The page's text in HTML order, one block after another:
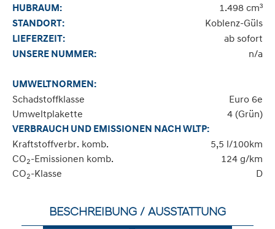
HUBRAUM:
1.498 cm³
STANDORT:
Koblenz-Güls
LIEFERZEIT:
ab sofort
UNSERE NUMMER:
n/a
UMWELTNORMEN:
Schadstoffklasse
Euro 6e
Umweltplakette
4 (Grün)
VERBRAUCH UND EMISSIONEN NACH WLTP:
Kraftstoffverbr. komb.
5,5 l/100km
CO2-Emissionen komb.
124 g/km
CO2-Klasse D
BESCHREIBUNG / AUSSTATTUNG